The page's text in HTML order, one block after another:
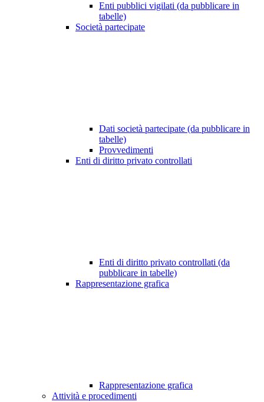
Enti pubblici vigilati (da pubblicare in
tabelle)
Società partecipate
Dati società partecipate (da pubblicare in
tabelle)
Provvedimenti
Enti di diritto privato controllati
Enti di diritto privato controllati (da
pubblicare in tabelle)
Rappresentazione grafica
Rappresentazione grafica
Attività e procedimenti